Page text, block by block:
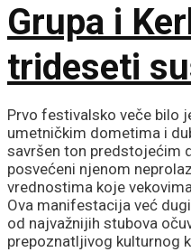
Grupa i
trideseti
Prvo festivalsko veče bilo
umetničkim dometima i
savršen ton predstojećim
posvećeni njenom
vrednostima koje
Ova manifestacija već
od najvažnijih stubova
prepoznatljivog kulturnog